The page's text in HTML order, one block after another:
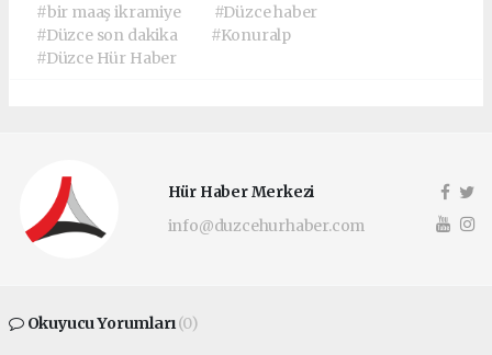
#bir maaş ikramiye
#Düzce haber
#Düzce son dakika
#Konuralp
#Düzce Hür Haber
Hür Haber Merkezi
info@duzcehurhaber.com
Okuyucu Yorumları(0)